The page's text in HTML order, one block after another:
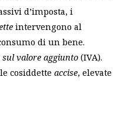
d’imposta, i
intervengono al
di un bene.
sul valore aggiunto (IVA).
cosiddette accise, elevate